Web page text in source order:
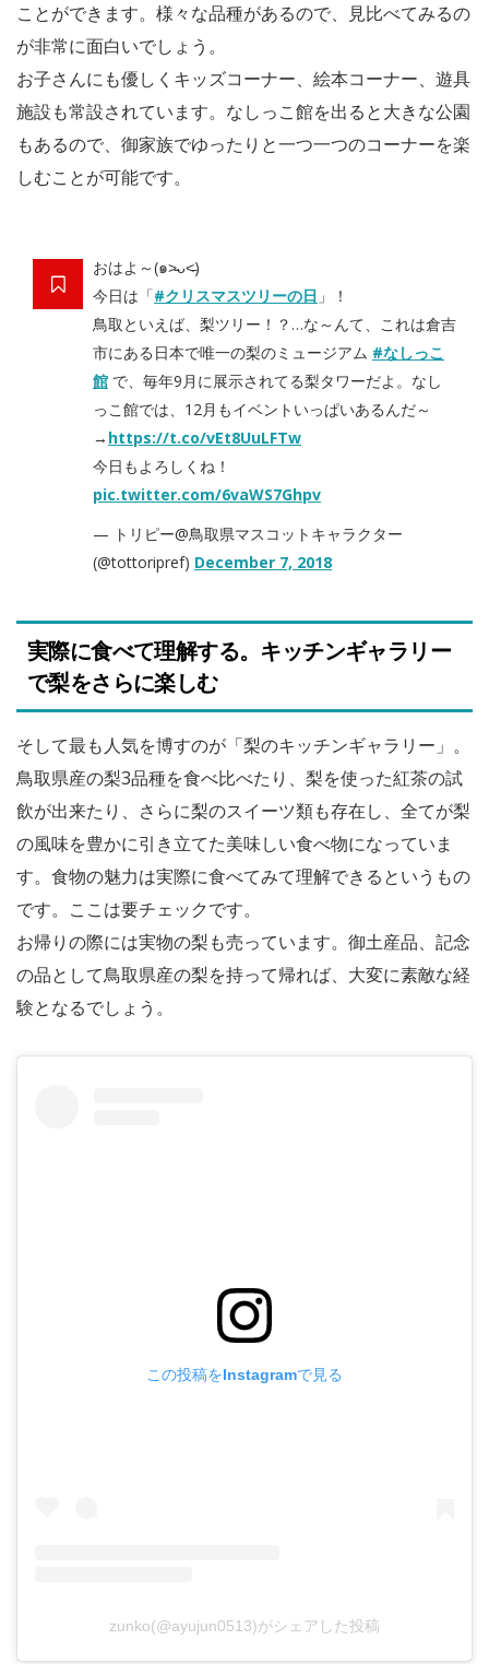
ことができます。様々な品種があるので、見比べてみるの
が非常に面白いでしょう。
お子さんにも優しくキッズコーナー、絵本コーナー、遊具
施設も常設されています。なしっこ館を出ると大きな公園
もあるので、御家族でゆったりと一つ一つのコーナーを楽
しむことが可能です。
おはよ～(๑˃̵ᴗ˂̵)
今日は「#クリスマスツリーの日 」！
鳥取といえば、梨ツリー！？…な～んて、これは倉吉
市にある日本で唯一の梨のミュージアム #なしっこ
館 で、毎年9月に展示されてる梨タワーだよ。なし
っこ館では、12月もイベントいっぱいあるんだ～
→ https://t.co/vEt8UuLFTw
今日もよろしくね！
pic.twitter.com/6vaWS7Ghpv
— トリピー@鳥取県マスコットキャラクター
(@tottoripref) December 7, 2018
実際に食べて理解する。キッチンギャラリー
で梨をさらに楽しむ
そして最も人気を博すのが「梨のキッチンギャラリー」。
鳥取県産の梨3品種を食べ比べたり、梨を使った紅茶の試
飲が出来たり、さらに梨のスイーツ類も存在し、全てが梨
の風味を豊かに引き立てた美味しい食べ物になっていま
す。食物の魅力は実際に食べてみて理解できるというもの
です。ここは要チェックです。
お帰りの際には実物の梨も売っています。御土産品、記念
の品として鳥取県産の梨を持って帰れば、大変に素敵な経
験となるでしょう。
この投稿をInstagramで見る
zunko(@ayujun0513)がシェアした投稿